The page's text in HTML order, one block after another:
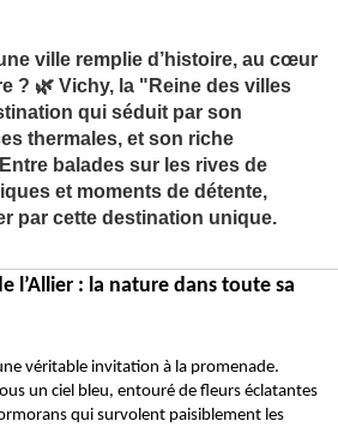
ville remplie d’histoire, au cœur
? 🌿 Vichy, la "Reine des villes
qui séduit par son
thermales, et son riche
balades sur les rives de
et moments de détente,
par cette destination unique.
l’Allier : la nature dans toute sa
véritable invitation à la promenade.
un ciel bleu, entouré de fleurs éclatantes
qui survolent paisiblement les